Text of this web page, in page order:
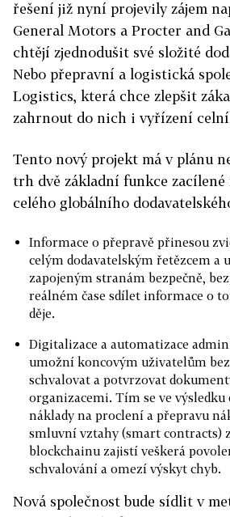
řešení již nyní projevily zájem
General Motors a Procter and
chtějí zjednodušit své složité
Nebo přepravní a logistická
Logistics, která chce zlepšit
zahrnout do nich i vyřízení
Tento nový projekt má v plánu
trh dvě základní funkce
celého globálního
Informace o přepravě přinesou
celým dodavatelským řetězcem a
zapojeným stranám bezpečně,
reálném čase sdílet informace o
děje.
Digitalizace a automatizace
umožní koncovým uživatelům
schvalovat a potvrzovat
organizacemi. Tím se ve výsledku
náklady na proclení a přepravu
smluvní vztahy (smart contracts)
blockchainu zajistí veškerá
schvalování a omezí výskyt chyb.
Nová společnost bude sídlit v